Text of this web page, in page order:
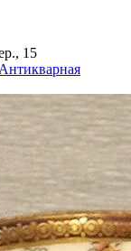
15
Антикварная